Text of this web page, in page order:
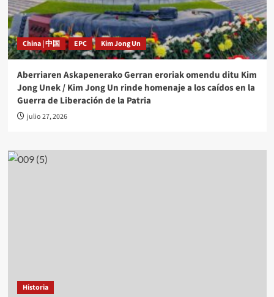
China | 中国 EPC Kim Jong Un
Aberriaren Askapenerako Gerran eroriak omendu ditu Kim
Jong Unek / Kim Jong Un rinde homenaje a los caídos en la
Guerra de Liberación de la Patria
julio 27, 2026
Historia